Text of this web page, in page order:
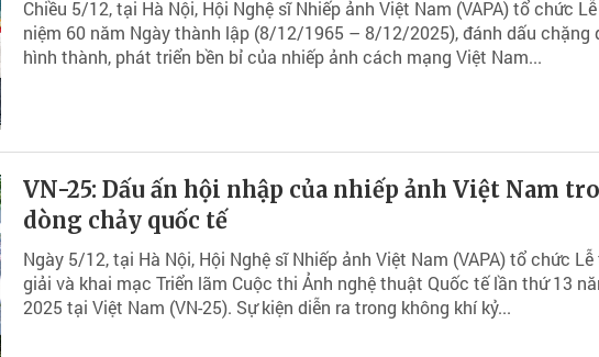
Chiều 5/12, tại Hà Nội, Hội Nghệ sĩ Nhiếp ảnh Việt Nam (VAPA) tổ chức
niệm 60 năm Ngày thành lập (8/12/1965 – 8/12/2025), đánh dấu chặng
hình thành, phát triển bền bỉ của nhiếp ảnh cách mạng Việt Nam...
VN-25: Dấu ấn hội nhập của nhiếp ảnh Việt Nam
dòng chảy quốc tế
Ngày 5/12, tại Hà Nội, Hội Nghệ sĩ Nhiếp ảnh Việt Nam (VAPA) tổ chức
giải và khai mạc Triển lãm Cuộc thi Ảnh nghệ thuật Quốc tế lần thứ 13
2025 tại Việt Nam (VN-25). Sự kiện diễn ra trong không khí kỷ...